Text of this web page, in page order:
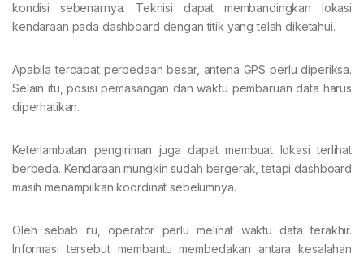
kondisi sebenarnya. Teknisi dapat membandingkan lokasi
kendaraan pada dashboard dengan titik yang telah diketahui.
Apabila terdapat perbedaan besar, antena GPS perlu diperiksa.
Selain itu, posisi pemasangan dan waktu pembaruan data harus
diperhatikan.
Keterlambatan pengiriman juga dapat membuat lokasi terlihat
berbeda. Kendaraan mungkin sudah bergerak, tetapi dashboard
masih menampilkan koordinat sebelumnya.
Oleh sebab itu, operator perlu melihat waktu data terakhir.
Informasi tersebut membantu membedakan antara kesalahan